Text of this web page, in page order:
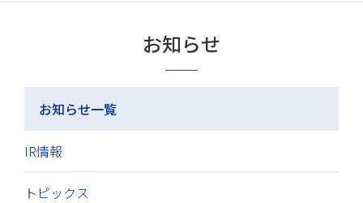
お知らせ
お知らせ一覧
IR情報
トピックス